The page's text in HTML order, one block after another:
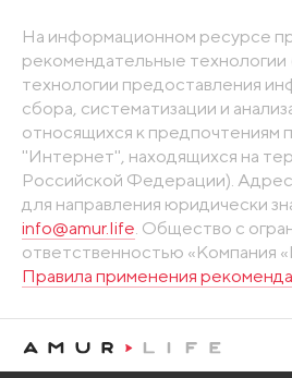
На информационном ресурсе
рекомендательные
технологии предоставления
сбора, систематизации и
относящихся к предпочтениям
"Интернет", находящихся на
Российской Федерации).
для направления юридически
info@amur.life . Общество с
ответственностью «Компания
Правила применения